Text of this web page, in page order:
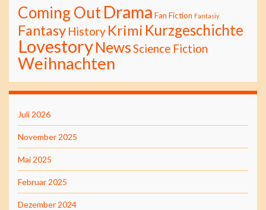
Coming OutDrama Fan Fiction Fantasiy
Fantasy History Krimi Kurzgeschichte
LovestoryNewsScience Fiction
Weihnachten
Juli 2026
November 2025
Mai 2025
Februar 2025
Dezember 2024